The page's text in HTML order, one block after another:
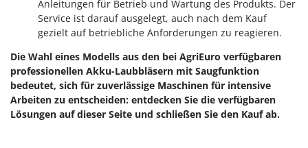
Anleitungen für Betrieb und Wartung des Produkts. Der
Service ist darauf ausgelegt, auch nach dem Kauf
gezielt auf betriebliche Anforderungen zu reagieren.
Die Wahl eines Modells aus den bei AgriEuro verfügbaren
professionellen Akku-Laubbläsern mit Saugfunktion
bedeutet, sich für zuverlässige Maschinen für intensive
Arbeiten zu entscheiden: entdecken Sie die verfügbaren
Lösungen auf dieser Seite und schließen Sie den Kauf ab.